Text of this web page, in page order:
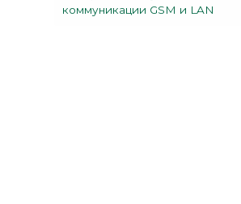
коммуникации GSM и LAN